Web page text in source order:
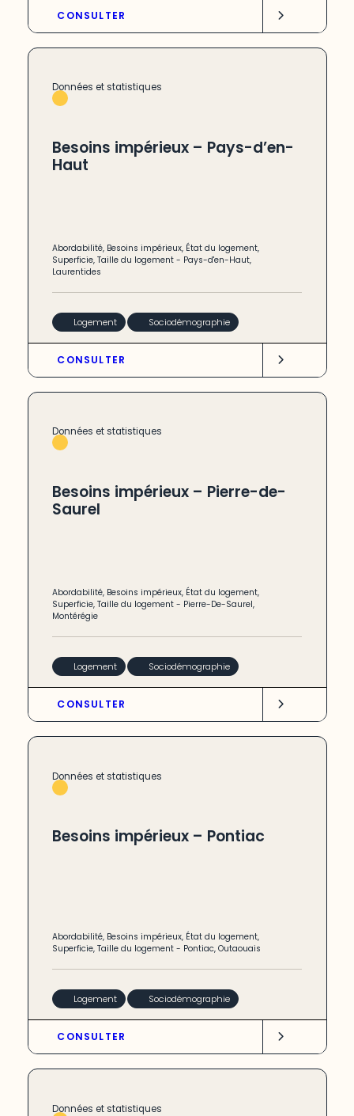
CONSULTER
Données et statistiques
Besoins impérieux – Pays-d’en-
Haut
Abordabilité, Besoins impérieux, État du logement,
Superficie,Taille du logement - Pays-d'en-Haut,
Laurentides
Logement Sociodémographie
CONSULTER
Données et statistiques
Besoins impérieux – Pierre-de-
Saurel
Abordabilité, Besoins impérieux, État du logement,
Superficie,Taille du logement - Pierre-De-Saurel,
Montérégie
Logement Sociodémographie
CONSULTER
Données et statistiques
Besoins impérieux – Pontiac
Abordabilité, Besoins impérieux, État du logement,
Superficie,Taille du logement - Pontiac,Outaouais
Logement Sociodémographie
CONSULTER
Données et statistiques